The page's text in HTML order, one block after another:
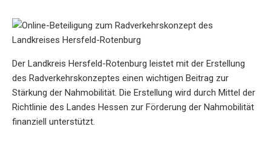
Der Landkreis Hersfeld-Rotenburg leistet mit der Erstellung
des Radverkehrskonzeptes einen wichtigen Beitrag zur
Stärkung der Nahmobilität. Die Erstellung wird durch Mittel der
Richtlinie des Landes Hessen zur Förderung der Nahmobilität
finanziell unterstützt.